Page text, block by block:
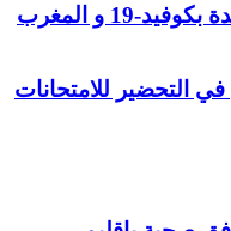
مستجدات كورونا:135 اصابة جديدة بكوفيد-19 و المغرب
التحضير للامتحانات